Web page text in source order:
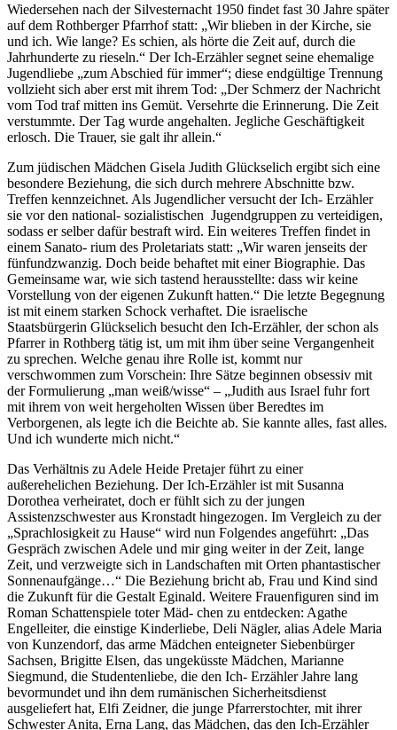
Wiedersehen nach der Silvesternacht 1950 findet fast 30 Jahre später
auf dem Rothberger Pfarrhof statt: „Wir blieben in der Kirche, sie
und ich. Wie lange? Es schien, als hörte die Zeit auf, durch die
Jahrhunderte zu rieseln.“ Der Ich-Erzähler segnet seine ehemalige
Jugendliebe „zum Abschied für immer“; diese endgültige Trennung
vollzieht sich aber erst mit ihrem Tod: „Der Schmerz der Nachricht
vom Tod traf mitten ins Gemüt. Versehrte die Erinnerung. Die Zeit
verstummte. Der Tag wurde angehalten. Jegliche Geschäftigkeit
erlosch. Die Trauer, sie galt ihr allein.“
Zum jüdischen Mädchen Gisela Judith Glückselich ergibt sich eine
besondere Beziehung, die sich durch mehrere Abschnitte bzw.
Treffen kennzeichnet. Als Jugendlicher versucht der Ich- Erzähler
sie vor den national- sozialistischen Jugendgruppen zu verteidigen,
sodass er selber dafür bestraft wird. Ein weiteres Treffen findet in
einem Sanato- rium des Proletariats statt: „Wir waren jenseits der
fünfundzwanzig. Doch beide behaftet mit einer Biographie. Das
Gemeinsame war, wie sich tastend herausstellte: dass wir keine
Vorstellung von der eigenen Zukunft hatten.“ Die letzte Begegnung
ist mit einem starken Schock verhaftet. Die israelische
Staatsbürgerin Glückselich besucht den Ich-Erzähler, der schon als
Pfarrer in Rothberg tätig ist, um mit ihm über seine Vergangenheit
zu sprechen. Welche genau ihre Rolle ist, kommt nur
verschwommen zum Vorschein: Ihre Sätze beginnen obsessiv mit
der Formulierung „man weiß/wisse“ – „Judith aus Israel fuhr fort
mit ihrem von weit hergeholten Wissen über Beredtes im
Verborgenen, als legte ich die Beichte ab. Sie kannte alles, fast alles.
Und ich wunderte mich nicht.“
Das Verhältnis zu Adele Heide Pretajer führt zu einer
außerehelichen Beziehung. Der Ich-Erzähler ist mit Susanna
Dorothea verheiratet, doch er fühlt sich zu der jungen
Assistenzschwester aus Kronstadt hingezogen. Im Vergleich zu der
„Sprachlosigkeit zu Hause“ wird nun Folgendes angeführt: „Das
Gespräch zwischen Adele und mir ging weiter in der Zeit, lange
Zeit, und verzweigte sich in Landschaften mit Orten phantastischer
Sonnenaufgänge…“ Die Beziehung bricht ab, Frau und Kind sind
die Zukunft für die Gestalt Eginald. Weitere Frauenfiguren sind im
Roman Schattenspiele toter Mäd- chen zu entdecken: Agathe
Engelleiter, die einstige Kinderliebe, Deli Nägler, alias Adele Maria
von Kunzendorf, das arme Mädchen enteigneter Siebenbürger
Sachsen, Brigitte Elsen, das ungeküsste Mädchen, Marianne
Siegmund, die Studentenliebe, die den Ich- Erzähler Jahre lang
bevormundet und ihn dem rumänischen Sicherheitsdienst
ausgeliefert hat, Elfi Zeidner, die junge Pfarrerstochter, mit ihrer
Schwester Anita, Erna Lang, das Mädchen, das den Ich-Erzähler